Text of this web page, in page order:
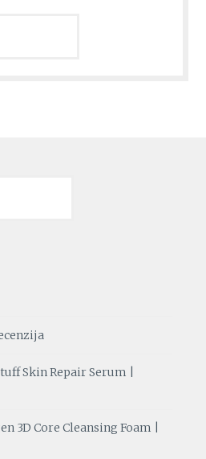
Skin Repair Serum |
3D Core Cleansing Foam |